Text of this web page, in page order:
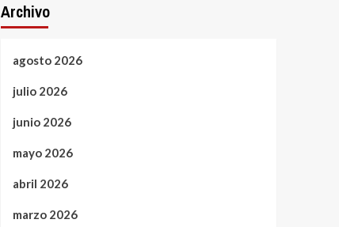
Archivo
agosto 2026
julio 2026
junio 2026
mayo 2026
abril 2026
marzo 2026